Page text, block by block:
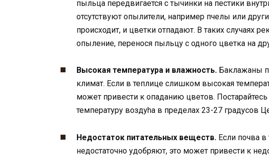
пыльца передвигается с тычинки на пестики
отсутствуют опылители, например пчелы или
происходит, и цветки отпадают. В таких случаях
опыление, перенося пыльцу с одного цветка на
Высокая температура и влажность. Баклажаны
климат. Если в теплице слишком высокая
может привести к опаданию цветов.
температуру воздуha в пределах 23-27 градусов
Недостаток питательных веществ. Если почва
недостаточно удобряют, это может привести к